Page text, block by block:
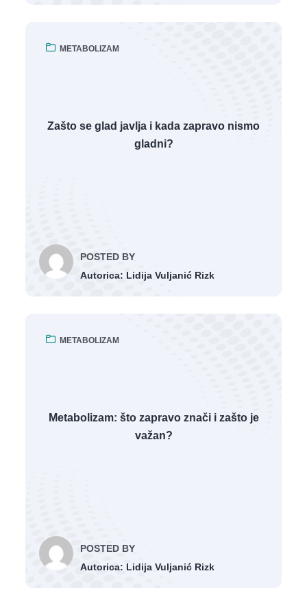
METABOLIZAM
Zašto se glad javlja i kada zapravo nismo
gladni?
POSTED BY
Autorica: Lidija Vuljanić Rizk
METABOLIZAM
Metabolizam: što zapravo znači i zašto je
važan?
POSTED BY
Autorica: Lidija Vuljanić Rizk